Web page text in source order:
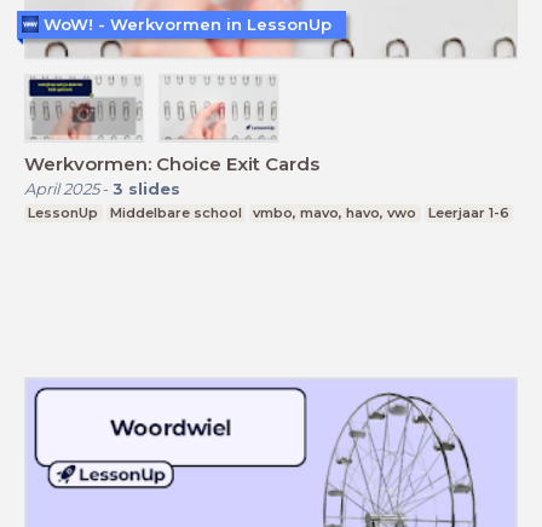
Werkvormen: Choice Exit Cards
April 2025- 3 slides
LessonUp Middelbare school vmbo, mavo, havo, vwo Leerjaar 1-6
WoW! - Werkvormen in LessonUp